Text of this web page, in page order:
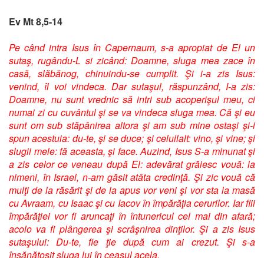
Ev Mt 8,5-14
Pe când intra Isus în Capernaum, s-a apropiat de El un
sutaş, rugându-L si zicând: Doamne, sluga mea zace în
casă, slăbănog, chinuindu-se cumplit. Şi i-a zis Isus:
venind, îl voi vindeca. Dar sutaşul, răspunzând, I-a zis:
Doamne, nu sunt vrednic să intri sub acoperişul meu, ci
numai zi cu cuvântul şi se va vindeca sluga mea. Că şi eu
sunt om sub stăpânirea altora şi am sub mine ostaşi şi-i
spun acestuia: du-te, şi se duce; şi celuilalt: vino, şi vine; şi
slugii mele: fă aceasta, şi face. Auzind, Isus S-a minunat şi
a zis celor ce veneau după El: adevărat grăiesc vouă: la
nimeni, în Israel, n-am găsit atâta credinţă. Şi zic vouă că
mulţi de la răsărit şi de la apus vor veni şi vor sta la masă
cu Avraam, cu Isaac şi cu Iacov în împărăţia cerurilor. Iar fiii
împărăţiei vor fi aruncaţi în întunericul cel mai din afară;
acolo va fi plângerea şi scrâşnirea dinţilor. Şi a zis Isus
sutaşului: Du-te, fie ţie după cum ai crezut. Şi s-a
însănătoşit sluga lui în ceasul acela.